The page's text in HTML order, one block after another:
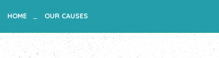
HOME OUR CAUSES